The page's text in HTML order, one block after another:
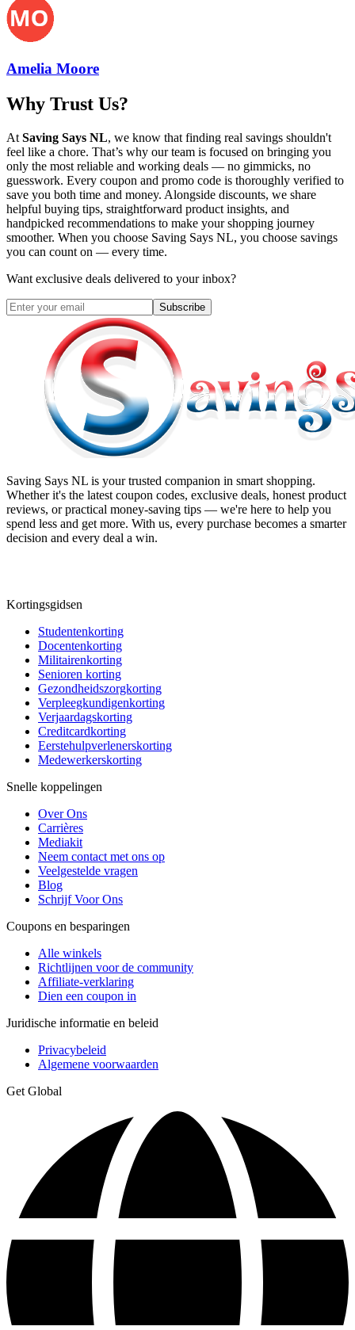
Amelia Moore
Why Trust Us?
At Saving Says NL, we know that finding real savings shouldn't
feel like a chore. That’s why our team is focused on bringing you
only the most reliable and working deals — no gimmicks, no
guesswork. Every coupon and promo code is thoroughly verified to
save you both time and money. Alongside discounts, we share
helpful buying tips, straightforward product insights, and
handpicked recommendations to make your shopping journey
smoother. When you choose Saving Says NL, you choose savings
you can count on — every time.
Want exclusive deals delivered to your inbox?
Subscribe
Saving Says NL is your trusted companion in smart shopping.
Whether it's the latest coupon codes, exclusive deals, honest product
reviews, or practical money-saving tips — we're here to help you
spend less and get more. With us, every purchase becomes a smarter
decision and every deal a win.
Kortingsgidsen
Studentenkorting
Docentenkorting
Militairenkorting
Senioren korting
Gezondheidszorgkorting
Verpleegkundigenkorting
Verjaardagskorting
Creditcardkorting
Eerstehulpverlenerskorting
Medewerkerskorting
Snelle koppelingen
Over Ons
Carrières
Mediakit
Neem contact met ons op
Veelgestelde vragen
Blog
Schrijf Voor Ons
Coupons en besparingen
Alle winkels
Richtlijnen voor de community
Affiliate-verklaring
Dien een coupon in
Juridische informatie en beleid
Privacybeleid
Algemene voorwaarden
Get Global